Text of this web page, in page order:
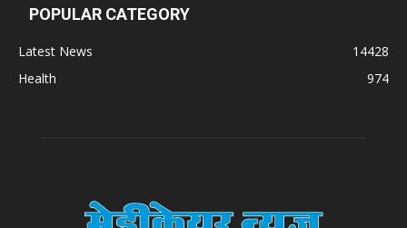
Dr. Madhukar Pharmaceuticals (P) Ltd
POPULAR CATEGORY
Latest News
14428
Health
974